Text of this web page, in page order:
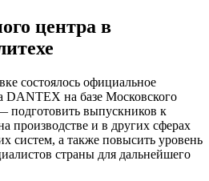
центра в
состоялось официальное
DANTEX на базе Московского
подготовить выпускников к
производстве и в других сферах
систем, а также повысить уровень
страны для дальнейшего